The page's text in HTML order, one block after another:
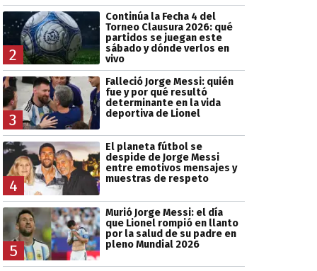
2
Continúa la Fecha 4 del
Torneo Clausura 2026: qué
partidos se juegan este
sábado y dónde verlos en
vivo
3
Falleció Jorge Messi: quién
fue y por qué resultó
determinante en la vida
deportiva de Lionel
4
El planeta fútbol se
despide de Jorge Messi
entre emotivos mensajes y
muestras de respeto
5
Murió Jorge Messi: el día
que Lionel rompió en llanto
por la salud de su padre en
pleno Mundial 2026